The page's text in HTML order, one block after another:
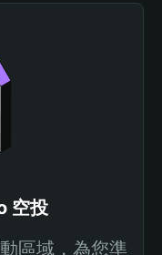
空投
區域，為您準